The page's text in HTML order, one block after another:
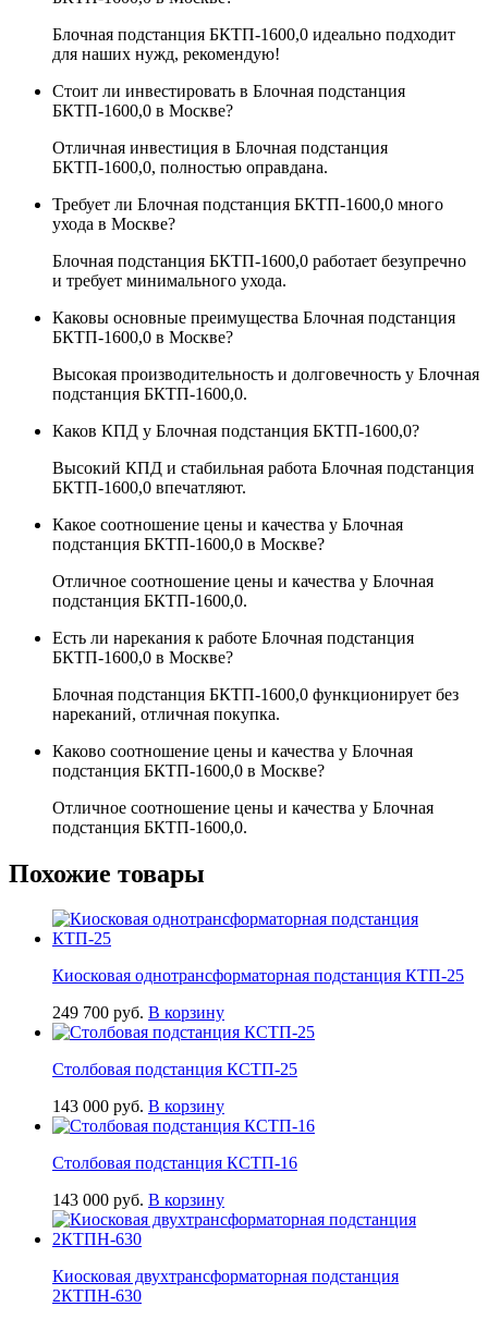
Блочная подстанция БКТП-1600,0 идеально подходит
для наших нужд, рекомендую!
Стоит ли инвестировать в Блочная подстанция
БКТП-1600,0 в Москве?
Отличная инвестиция в Блочная подстанция
БКТП-1600,0, полностью оправдана.
Требует ли Блочная подстанция БКТП-1600,0 много
ухода в Москве?
Блочная подстанция БКТП-1600,0 работает безупречно
и требует минимального ухода.
Каковы основные преимущества Блочная подстанция
БКТП-1600,0 в Москве?
Высокая производительность и долговечность у Блочная
подстанция БКТП-1600,0.
Каков КПД у Блочная подстанция БКТП-1600,0?
Высокий КПД и стабильная работа Блочная подстанция
БКТП-1600,0 впечатляют.
Какое соотношение цены и качества у Блочная
подстанция БКТП-1600,0 в Москве?
Отличное соотношение цены и качества у Блочная
подстанция БКТП-1600,0.
Есть ли нарекания к работе Блочная подстанция
БКТП-1600,0 в Москве?
Блочная подстанция БКТП-1600,0 функционирует без
нареканий, отличная покупка.
Каково соотношение цены и качества у Блочная
подстанция БКТП-1600,0 в Москве?
Отличное соотношение цены и качества у Блочная
подстанция БКТП-1600,0.
Похожие товары
Киосковая однотрансформаторная подстанция КТП-25
249 700 руб. В корзину
Столбовая подстанция КСТП-25
143 000 руб. В корзину
Столбовая подстанция КСТП-16
143 000 руб. В корзину
Киосковая двухтрансформаторная подстанция
2КТПН-630